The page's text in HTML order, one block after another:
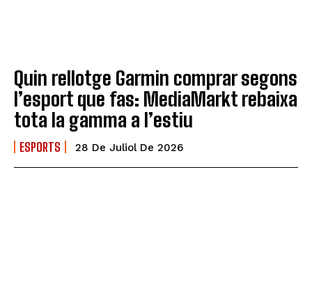
Quin rellotge Garmin comprar segons
l’esport que fas: MediaMarkt rebaixa
tota la gamma a l’estiu
ESPORTS 28 De Juliol De 2026